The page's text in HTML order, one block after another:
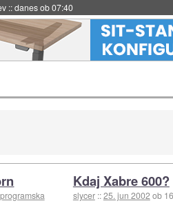
::danes ob 07:40
Kdaj Xabre 600?
slycer ::25. jun 2002ob